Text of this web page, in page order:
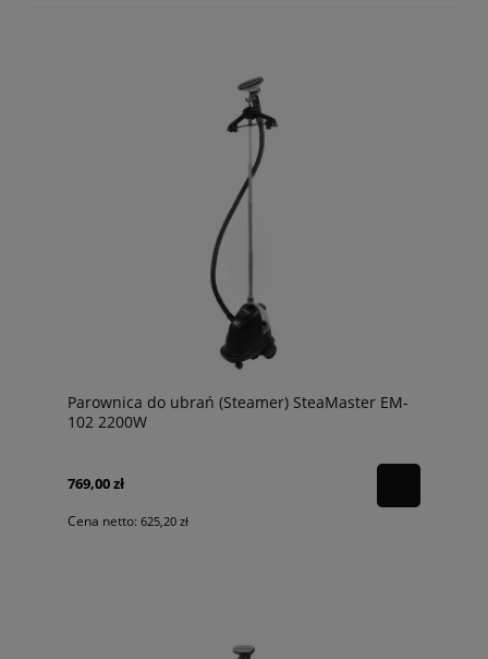
Parownica do ubrań (Steamer) SteaMaster EM-
102 2200W
769,00 zł
Cena netto: 625,20 zł